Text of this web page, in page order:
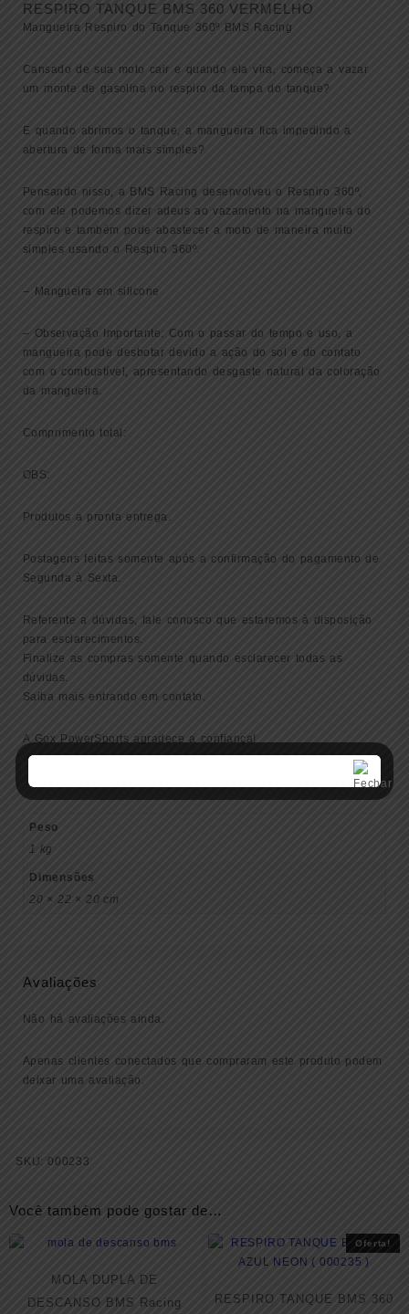
quantidade
RESPIRO TANQUE BMS 360 VERMELHO
Mangueira Respiro do Tanque 360º BMS Racing
Cansado de sua moto cair e quando ela vira, começa a vazar
um monte de gasolina no respiro da tampa do tanque?
E quando abrimos o tanque, a mangueira fica impedindo a
abertura de forma mais simples?
Pensando nisso, a BMS Racing desenvolveu o Respiro 360º,
com ele podemos dizer adeus ao vazamento na mangueira do
respiro e também pode abastecer a moto de maneira muito
simples usando o Respiro 360º.
– Mangueira em silicone
– Observação Importante: Com o passar do tempo e uso, a
mangueira pode desbotar devido a ação do sol e do contato
com o combustível, apresentando desgaste natural da coloração
da mangueira.
Comprimento total:
OBS:
Produtos a pronta entrega.
Postagens feitas somente após a confirmação do pagamento de
Segunda à Sexta.
Referente a dúvidas, fale conosco que estaremos à disposição
para esclarecimentos.
Finalize as compras somente quando esclarecer todas as
dúvidas.
Saiba mais entrando em contato.
A Gox PowerSports agradece a confiança!
Peso
1 kg
Dimensões
20 × 22 × 20 cm
Avaliações
Não há avaliações ainda.
Apenas clientes conectados que compraram este produto podem
deixar uma avaliação.
SKU: 000233
Você também pode gostar de…
MOLA DUPLA DE
DESCANSO BMS Racing
Oferta!
RESPIRO TANQUE BMS 360